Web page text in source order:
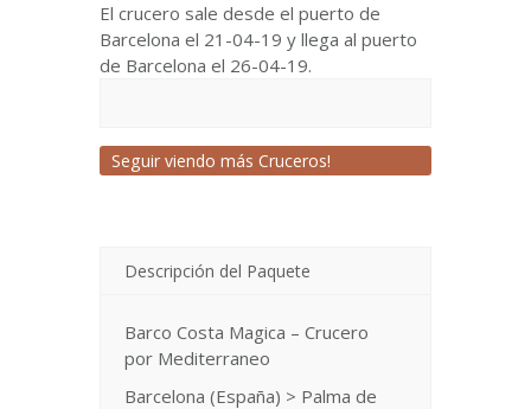
El crucero sale desde el puerto de
Barcelona el 21-04-19 y llega al puerto
de Barcelona el 26-04-19.
Seguir viendo más Cruceros!
Descripción del Paquete
Barco Costa Magica – Crucero
por Mediterraneo
Barcelona (España) > Palma de